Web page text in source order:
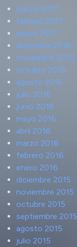
marzo 2017
febrero 2017
enero 2017
diciembre 2016
noviembre 2016
octubre 2016
agosto 2016
julio 2016
junio 2016
mayo 2016
abril 2016
marzo 2016
febrero 2016
enero 2016
diciembre 2015
noviembre 2015
octubre 2015
septiembre 2015
agosto 2015
julio 2015